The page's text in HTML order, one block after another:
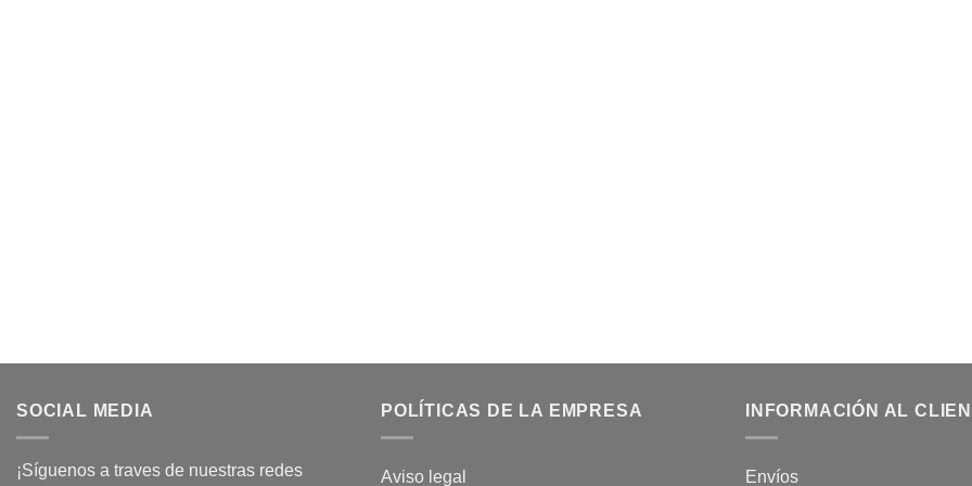
SOCIAL MEDIA
¡Síguenos a traves de nuestras redes
POLÍTICAS DE LA EMPRESA
Aviso legal
INFORMACIÓN AL
Envíos